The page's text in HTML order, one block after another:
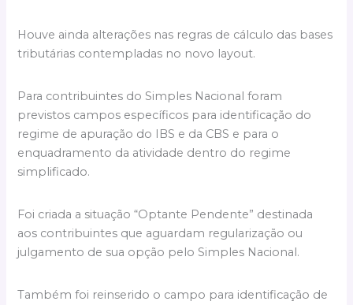
Houve ainda alterações nas regras de cálculo das bases
tributárias contempladas no novo layout.
Para contribuintes do Simples Nacional foram
previstos campos específicos para identificação do
regime de apuração do IBS e da CBS e para o
enquadramento da atividade dentro do regime
simplificado.
Foi criada a situação “Optante Pendente” destinada
aos contribuintes que aguardam regularização ou
julgamento de sua opção pelo Simples Nacional.
Também foi reinserido o campo para identificação de